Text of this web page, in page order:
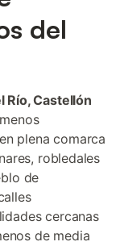
del
Río, Castellón
plena comarca
robledales
de
cercanas
de media